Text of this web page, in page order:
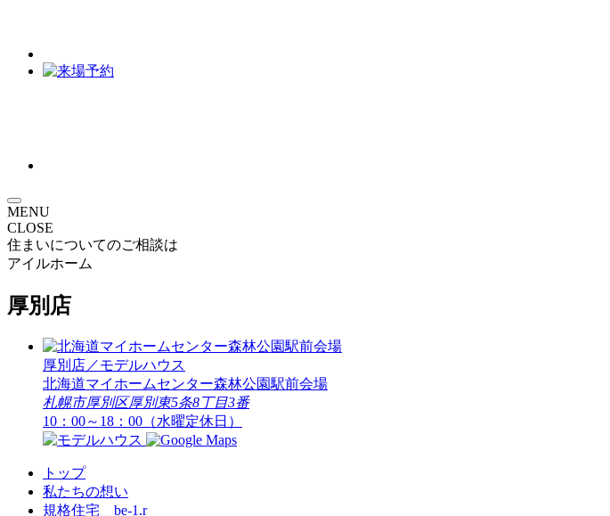
MENU
CLOSE
住まいについてのご相談は
アイルホーム
厚別店
厚別店／モデルハウス
北海道マイホームセンター森林公園駅前会場
札幌市厚別区厚別東5条8丁目3番
10：00～18：00（水曜定休日）
トップ
私たちの想い
規格住宅 be-1.r